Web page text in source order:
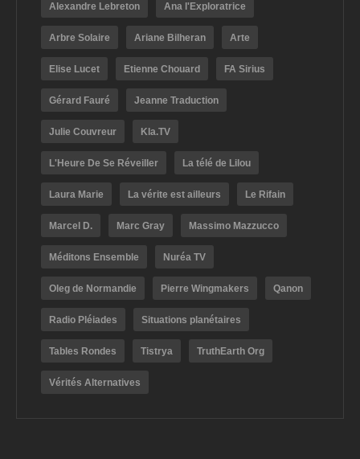
Alexandre Lebreton Ana l'Exploratrice
Arbre Solaire Ariane Bilheran Arte
Elise Lucet Etienne Chouard FA Sirius
Gérard Fauré Jeanne Traduction
Julie Couvreur Kla.TV
L'Heure De Se Réveiller La télé de Lilou
Laura Marie La vérite est ailleurs Le Rifain
Marcel D. Marc Gray Massimo Mazzucco
Méditons Ensemble Nuréa TV
Oleg de Normandie Pierre Wingmakers Qanon
Radio Pléiades Situations planétaires
Tables Rondes Tistrya TruthEarth Org
Vérités Alternatives